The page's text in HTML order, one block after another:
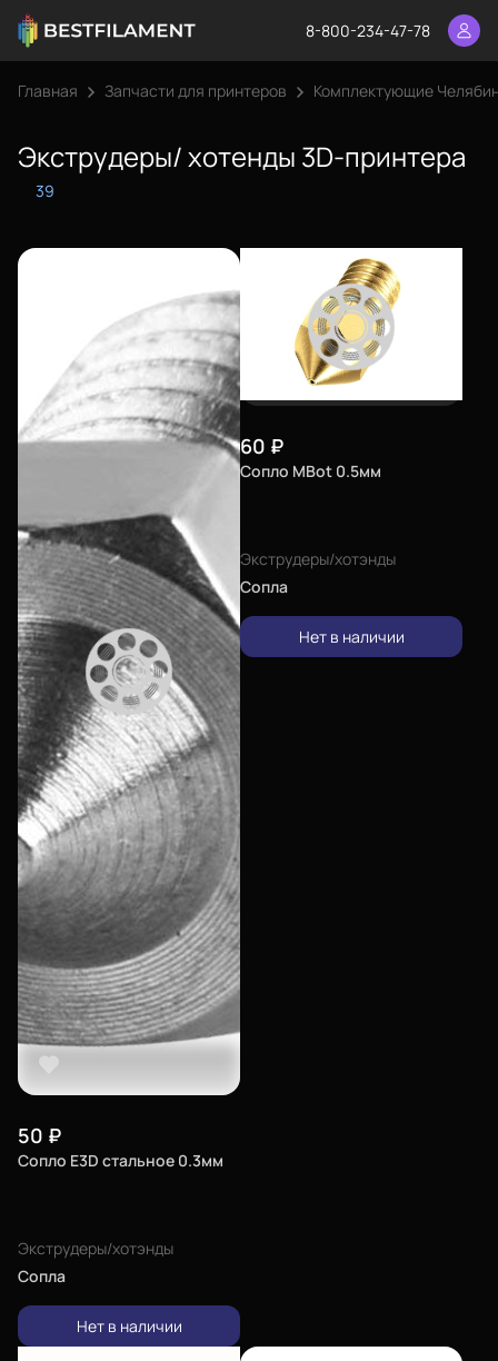
8-800-234-47-78
Главная Запчасти для принтеров Комплектующие
Экструдеры/ хотенды 3D-принтера
39
50 ₽
Сопло E3D стальное 0.3мм
Экструдеры/хотэнды
Сопла
Нет в наличии
60 ₽
Сопло MBot 0.5мм
Экструдеры/хотэнды
Сопла
Нет в наличии